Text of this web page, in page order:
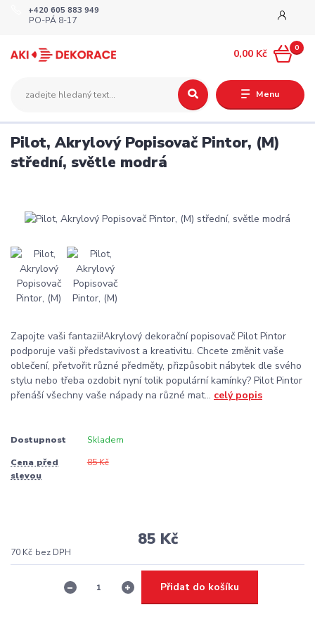
Menu
+420 605 883 949
PO-PÁ 8-17
0
0,00 Kč
Pilot, Akrylový Popisovač Pintor, (M)
střední, světle modrá
Zapojte vaši fantazii!Akrylový dekorační popisovač Pilot Pintor
podporuje vaši představivost a kreativitu. Chcete změnit vaše
oblečení, přetvořit různé předměty, přizpůsobit nábytek dle svého
stylu nebo třeba ozdobit nyní tolik populární kamínky? Pilot Pintor
přenáší všechny vaše nápady na různé mat... celý popis
Dostupnost Skladem
Cena před
slevou
85 Kč
85 Kč
70 Kč bez DPH
Přidat do košíku